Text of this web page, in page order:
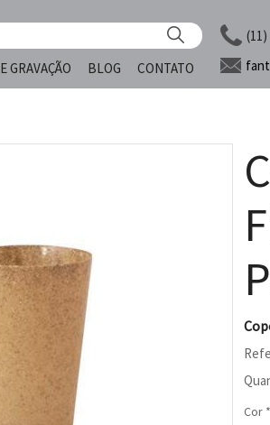
(11)
GRAVAÇÃO BLOG CONTATO
Cor *